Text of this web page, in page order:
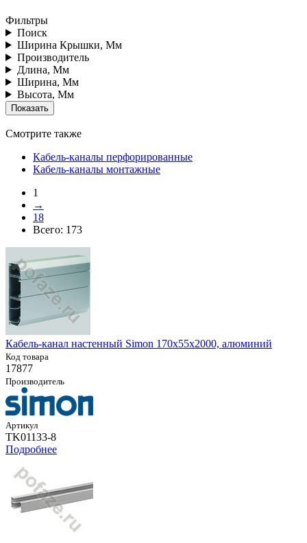
Фильтры
Поиск
Ширина Крышки, Мм
Производитель
Длина, Мм
Ширина, Мм
Высота, Мм
Смотрите также
Кабель-каналы перфорированные
Кабель-каналы монтажные
1
→
18
Всего: 173
Кабель-канал настенный Simon 170х55х2000, алюминий
Код товара
17877
Производитель
Артикул
TK01133-8
Подробнее